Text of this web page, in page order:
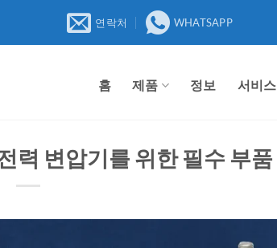
연락처 WHATSAPP
홈 제품 정보 서비스
력 변압기를 위한 필수 부품